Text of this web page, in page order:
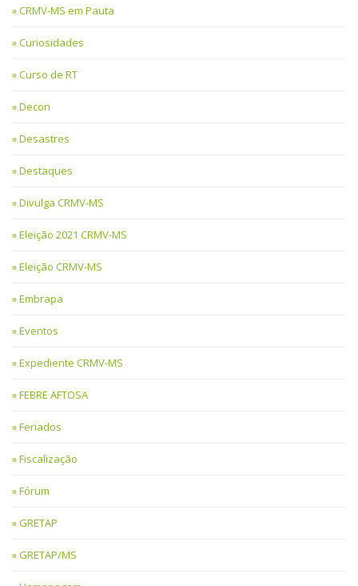
CRMV-MS em Pauta
Curiosidades
Curso de RT
Decon
Desastres
Destaques
Divulga CRMV-MS
Eleição 2021 CRMV-MS
Eleição CRMV-MS
Embrapa
Eventos
Expediente CRMV-MS
FEBRE AFTOSA
Feriados
Fiscalização
Fórum
GRETAP
GRETAP/MS